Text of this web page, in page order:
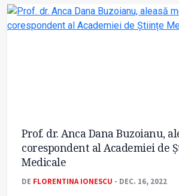
Prof. dr. Anca Dana Buzoianu,
corespondent al Academiei de
Medicale
DE FLORENTINA IONESCU - DEC. 16, 2022